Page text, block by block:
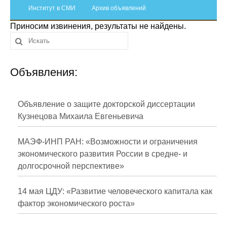
Отчетность
Противодействие коррупции
Материалы для СМИ
Публикации
Научная жизнь
Проблемы прогнозирования
О журнале
Номера журналов
Институт в СМИ Архив объявлений
Приносим извинения, результаты не найдены.
Объявления:
Объявление о защите докторской диссертации
Кузнецова Михаила Евгеньевича
МАЭФ-ИНП РАН: «Возможности и ограничения
экономического развития России в средне- и
долгосрочной перспективе»
14 мая ЦДУ: «Развитие человеческого капитала как
фактор экономического роста»